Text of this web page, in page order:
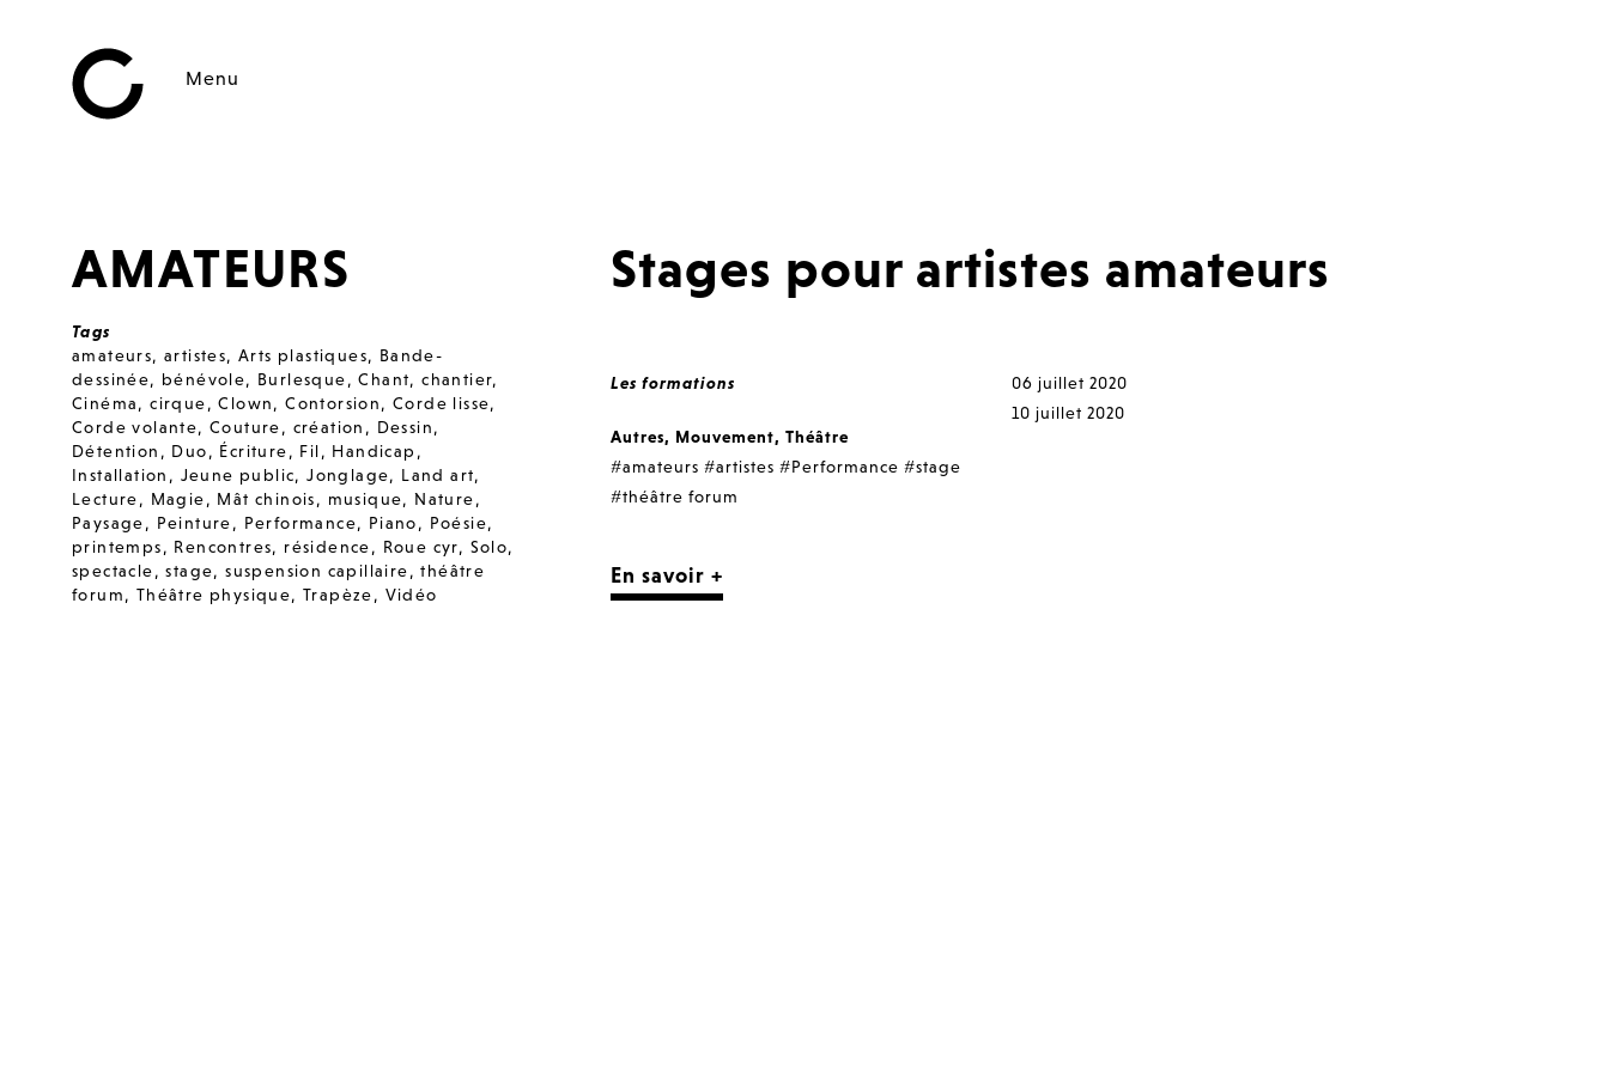
Menu
AMATEURS
Tags
amateurs,artistes,Arts plastiques, Bande-
dessinée, bénévole, Burlesque,Chant,chantier,
Cinéma,cirque,Clown,Contorsion,Corde lisse,
Corde volante,Couture, création , Dessin,
Détention , Duo, Écriture, Fil, Handicap ,
Installation , Jeune public,Jonglage, Land art,
Lecture, Magie, Mât chinois, musique,Nature,
Paysage, Peinture, Performance, Piano, Poésie,
printemps, Rencontres, résidence, Roue cyr, Solo,
spectacle,stage,suspension capillaire,théâtre
forum, Théâtre physique,Trapèze, Vidéo
Stages pour artistes amateurs
Les formations
Autres, Mouvement,Théâtre
#amateurs #artistes #Performance #stage
#théâtre forum
06 juillet 2020
10 juillet 2020
En savoir +